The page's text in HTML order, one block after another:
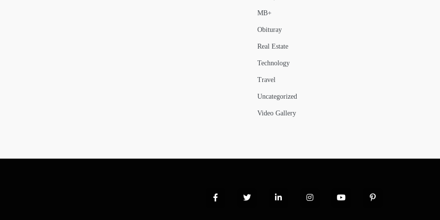
MB+
Obituray
Real Estate
Technology
Travel
Uncategorized
Video Gallery